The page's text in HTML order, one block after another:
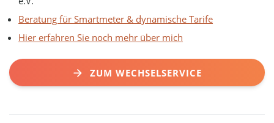
Beratung für Smartmeter & dynamische Tarife
Hier erfahren Sie noch mehr über mich
ZUM WECHSELSERVICE